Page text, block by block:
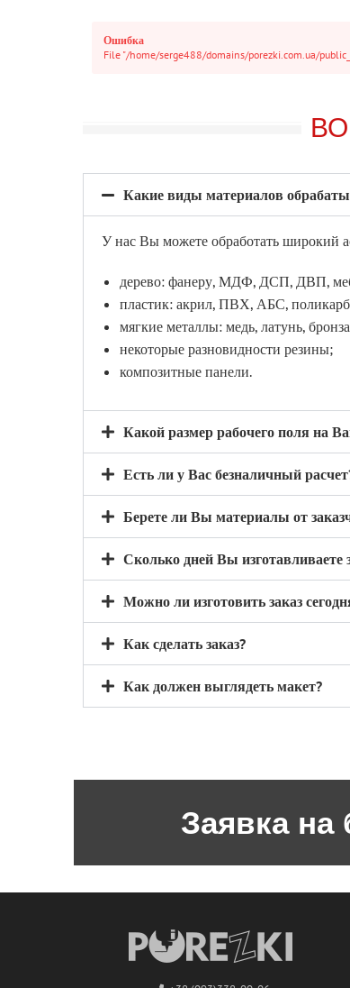
Ошибка
File "/home/serge488/domains/porezki.com.ua/
Какие виды материалов
У нас Вы можете обработать широкий
дерево: фанеру, МДФ, ДСП, ДВП,
пластик: акрил, ПВХ, АБС,
мягкие металлы: медь, латунь,
некоторые разновидности резины;
композитные панели.
Какой размер рабочего поля на
Есть ли у Вас безналичный
Берете ли Вы материалы от
Сколько дней Вы изготавливаете
Можно ли изготовить заказ
Как сделать заказ?
Как должен выглядеть макет?
Заявка на